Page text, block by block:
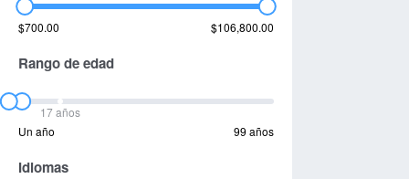
$700.00 $106,800.00
Rango de edad
17 años
Un año
99 años
Idiomas